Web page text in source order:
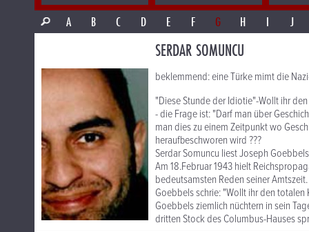
A
B C D E F G H I J
SERDAR SOMUNCU
beklemmend: eine Türke mimt die
"Diese Stunde der Idiotie"-Wollt ihr
- die Frage ist: "Darf man über
man dies zu einem Zeitpunkt wo
heraufbeschworen wird ???
Serdar Somuncu liest Joseph Goebbels
Am 18.Februar 1943 hielt
bedeutsamsten Reden seiner
Goebbels schrie: "Wollt ihr den
Goebbels ziemlich nüchtern in sein
dritten Stock des Columbus-Hauses